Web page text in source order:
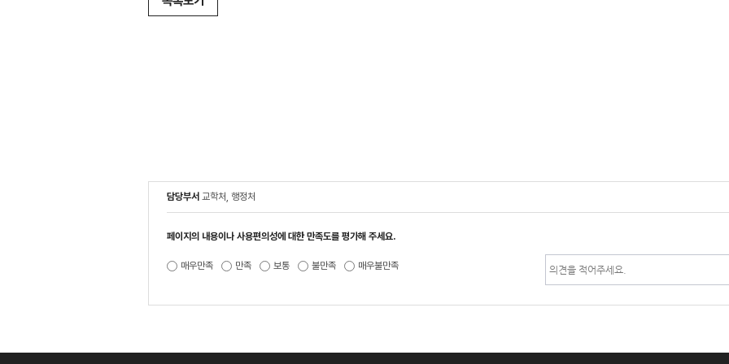
담당부서 교학처, 행정처
페이지의 내용이나 사용편의성에 대한 만족도를 평가해 주세요.
매우만족 만족 보통 불만족 매우불만족